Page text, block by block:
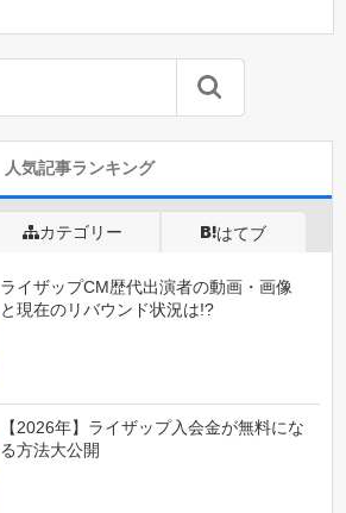
人気記事ランキング
カテゴリー はてブ
ライザップCM歴代出演者の動画・画像
と現在のリバウンド状況は!?
【2026年】ライザップ入会金が無料にな
る方法大公開